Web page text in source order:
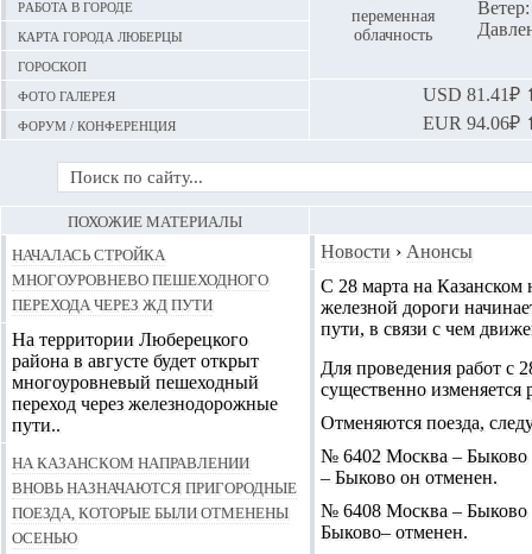
Работа в городе
Карта города Люберцы
Гороскоп
Фото галерея
Форум / конференция
переменная
облачность
USD 81.41₽
EUR 94.06₽
Новости › Анонсы
С 28 марта на
железной дороги
пути, в связи с чем
Для проведения работ с
существенно
Отменяются поезда,
№ 6402 Москва – Быково
– Быково он отменен.
№ 6408 Москва – Быково
Быково– отменен.
ПОХОЖИЕ МАТЕРИАЛЫ
Началась стройка
многоуровнево пешеходного
перехода через ЖД пути
На территории Люберецкого
района в августе будет открыт
многоуровневый пешеходный
переход через железнодорожные
пути..
На Казанском направлении
вновь назначаются пригородные
поезда, которые были отменены
осенью